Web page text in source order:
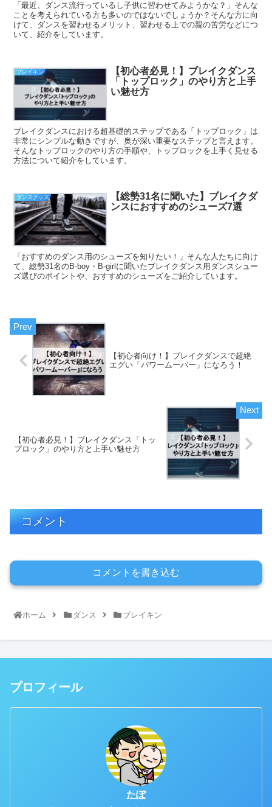
「最近、ダンス流行っているし子供に習わせてみようかな？」そんな
ことを考えられている方も多いのではないでしょうか？そんな方に向
けて、ダンスを習わせるメリット、習わせる上での親の苦労などにつ
いて、紹介をしています。
ブレイキン
【初心者必見！】ブレイクダンス
「トップロック」のやり方と上手
い魅せ方
ブレイクダンスにおける超基礎的ステップである「トップロック」は
非常にシンプルな動きですが、奥が深い重要なステップと言えます。
そんなトップロックのやり方の手順や、トップロックを上手く見せる
方法について紹介をしています。
ダンスグッズ
【総勢31名に聞いた】ブレイクダ
ンスにおすすめのシューズ7選
「おすすめのダンス用のシューズを知りたい！」そんな人たちに向け
て、総勢31名のB-boy・B-girlに聞いたブレイクダンス用ダンスシュー
ズ選びのポイントや、おすすめのシューズをご紹介しています。
【初心者向け！】ブレイクダンスで超絶
エグい「パワームーバー」になろう！
【初心者必見！】ブレイクダンス「トッ
プロック」のやり方と上手い魅せ方
コメント
コメントを書き込む
ホーム ダンス ブレイキン
プロフィール
たぽ